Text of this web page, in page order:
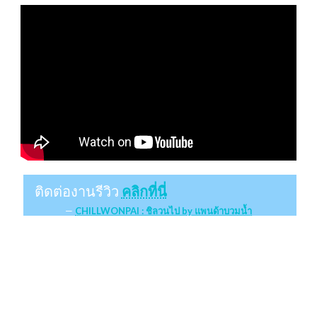
ติดต่องานรีวิว คลิกที่นี่
CHILLWONPAI : ชิลวนไป by แพนด้าบวมน้ำ